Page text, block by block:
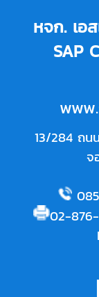
หจก. เอ
SAP
13/284 ถน
จ
02-876-